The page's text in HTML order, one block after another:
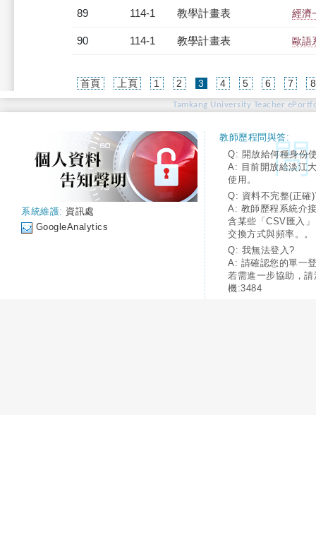
89 114-1 教學計畫表 經濟
90 114-1 教學計畫表 歐語
首頁 上頁 1 2 3 (current)
4 5 6 7 8
Tamkang University Teacher
系統維護: 資訊處
GoogleAnalytics
教師歷程問與答:
Q: 開放給何種身份
A: 目前開放給淡江
使用。
Q: 資料不完整(正確
A: 教師歷程系統介
含某些「CSV匯入
交換方式與頻率。。
Q: 我無法登入?
A: 請確認您的單一
若需進一步協助，
機:3484